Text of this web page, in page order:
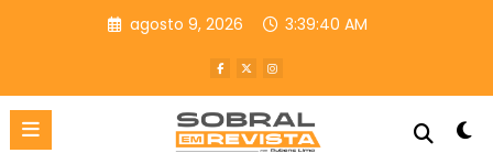
agosto 9, 2026 3:39:41 AM